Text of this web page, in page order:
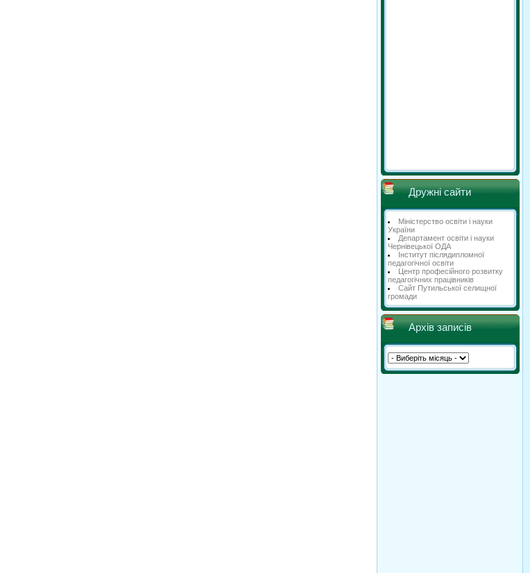
Дружні сайти
Міністерство освіти і науки
України
Департамент освіти і науки
Чернівецької ОДА
Інститут післядипломної
педагогічної освіти
Центр професійного розвитку
педагогічних працівників
Сайт Путильської селищної
громади
Архів записів